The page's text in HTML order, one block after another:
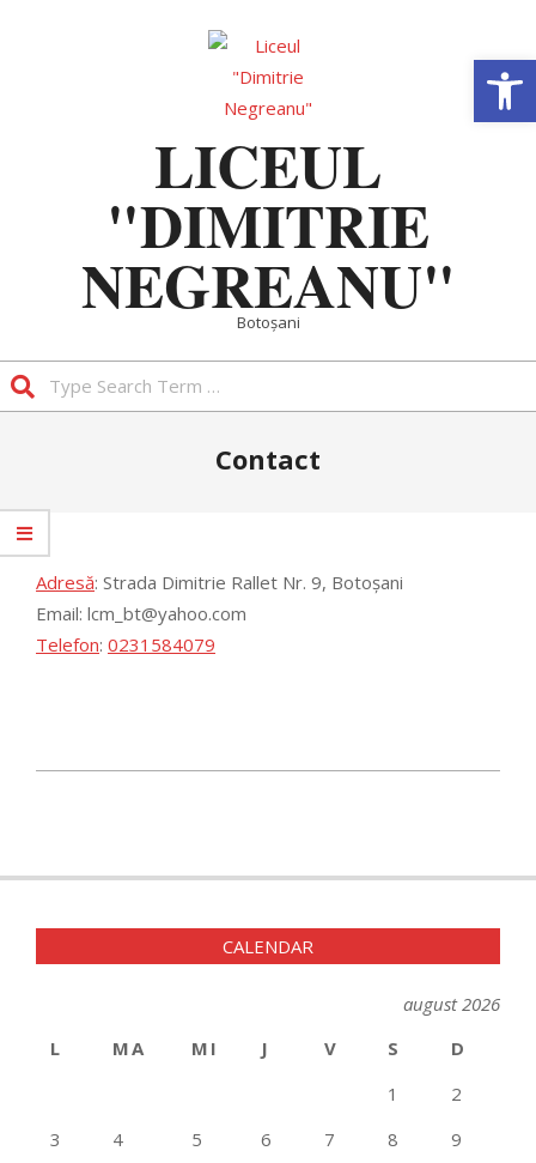
LICEUL
"DIMITRIE
NEGREANU"
Botoșani
Contact
Adresă: Strada Dimitrie Rallet Nr. 9, Botoșani
Email: lcm_bt@yahoo.com
Telefon: 0231584079
CALENDAR
august 2026
L
MA MI J V S
D
1
2
3
4 5 6 7 8
9